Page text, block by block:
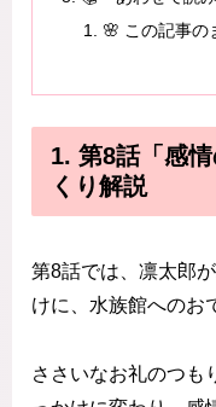
🌸 この記事の
1. 第8話「感
くり解説
第8話では、凛太郎
けに、水族館へのお
ささいなお礼のつも